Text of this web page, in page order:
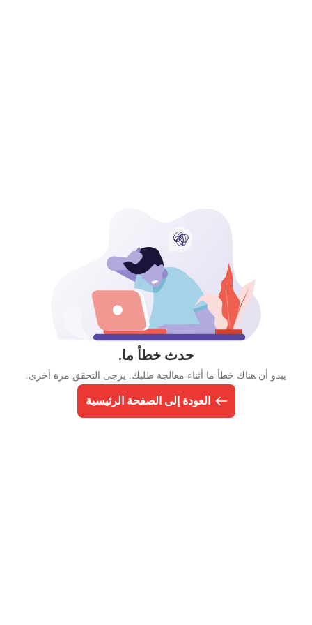
حدث خطأ ما.
يبدو أن هناك خطأ ما أثناء معالجة طلبك. يرجى التحقق مرة أخرى.
العودة إلى الصفحة الرئيسية